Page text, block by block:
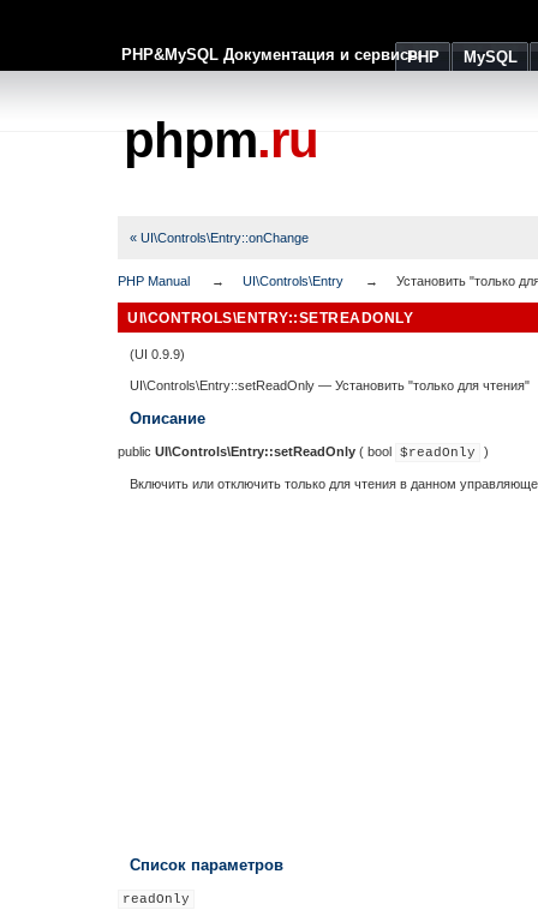
PHP&MySQL Документация и сервисыPHP MySQL
phpm.ru
« UI\Controls\Entry::onChange
PHP Manual UI\Controls\Entry Установить "только
UI\CONTROLS\ENTRY::SETREADONLY
(UI 0.9.9)
UI\Controls\Entry::setReadOnly — Установить "только для чтения"
Описание
public UI\Controls\Entry::setReadOnly ( bool $readOnly )
Включить или отключить только для чтения в данном
Список параметров
readOnly